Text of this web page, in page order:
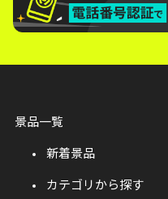
景品一覧
新着景品
カテゴリから探す